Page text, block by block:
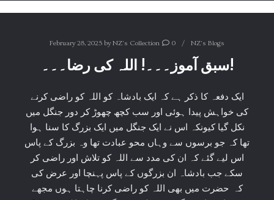
February 28, 2025byNZ's Collection 0 NZ's Blogs
سبق آموز۔۔۔! اللہ کی رضا۔۔۔!
ایک دفعہ کا ذکر ہے کہ ایک بادشاہ کو اللہ کو راضی کرنے
کی خواہش پیدا ہوئی اور سب کچھ چھوڑ کر دور جنگل میں
نکل گیا کیونکہ اس نے ایک جنگل میں ایک بزرگ کا سنا ہوا
تھا کہ جو برسوں سے وہاں محو عبادت تھا وہ بزرگ کے پاس
اس لیے گئے کہ ان کی مدد سے اللہ کو تلاش اور راضی کر
سکے جب بادشاہ ان بزرگوں کے پاس پہنچا اور عرض کی
کہ حضرت میں بھی اللہ کو راضی کرنا چاہتا ہوں مجھے